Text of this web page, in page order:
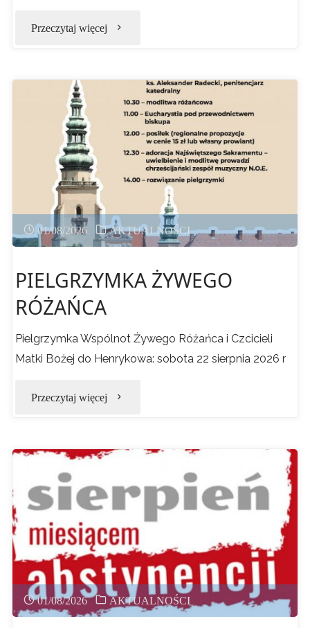
Przeczytaj więcej "Wrocławska
Pielgrzymka
Jasną
01/08/2026 AKTUALNOŚCI
PIELGRZYMKA ŻYWEGO
RÓŻAŃCA
Pielgrzymka Wspólnot Żywego Różańca i Czcicieli
Matki Bożej do Henrykowa: sobota 22 sierpnia 2026 r
Przeczytaj więcej "PIELGRZYMKA
01/08/2026 AKTUALNOŚCI